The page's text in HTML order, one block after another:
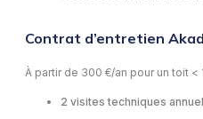
Contrat d’entretien
À partir de 300 €/an pour un toit <
2 visites techniques